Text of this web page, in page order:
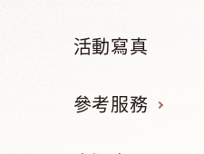
活動寫真
參考服務